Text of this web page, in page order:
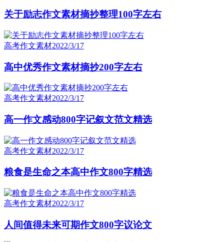
关于励志作文素材摘抄整理100字左右
高考作文素材2022/3/17
高中优秀作文素材摘抄200字左右
高考作文素材2022/3/17
高一作文感动800字记叙文范文精选
高考作文素材2022/3/17
粮食是生命之本高中作文800字精选
高考作文素材2022/3/17
人间值得未来可期作文800字议论文